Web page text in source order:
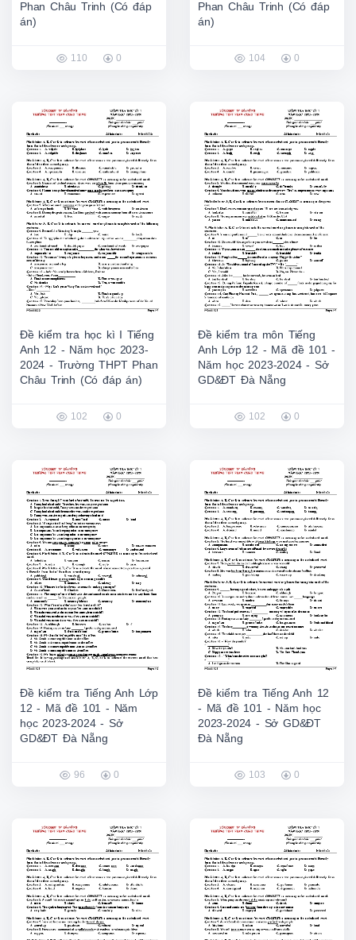
Phan Châu Trinh (Có đáp
án)
110 0
Phan Châu Trinh (Có đáp
án)
104 0
Đề kiểm tra học kì I Tiếng
Anh 12 - Năm học 2023-
2024 - Trường THPT Phan
Châu Trinh (Có đáp án)
102 0
Đề kiểm tra môn Tiếng
Anh Lớp 12 - Mã đề 101 -
Năm học 2023-2024 - Sở
GD&ĐT Đà Nẵng
102 0
Đề kiểm tra Tiếng Anh Lớp
12 - Mã đề 101 - Năm
học 2023-2024 - Sở
GD&ĐT Đà Nẵng
96 0
Đề kiểm tra Tiếng Anh 12
- Mã đề 101 - Năm học
2023-2024 - Sở GD&ĐT
Đà Nẵng
103 0